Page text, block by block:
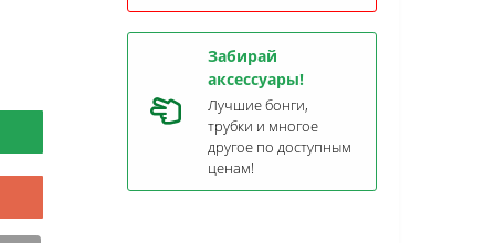
Забирай
аксессуары!
Лучшие бонги,
трубки и многое
другое по доступным
ценам!